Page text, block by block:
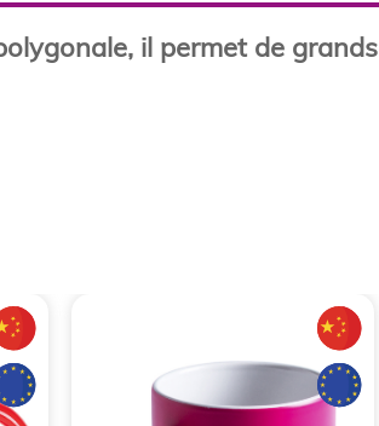
il permet de grands